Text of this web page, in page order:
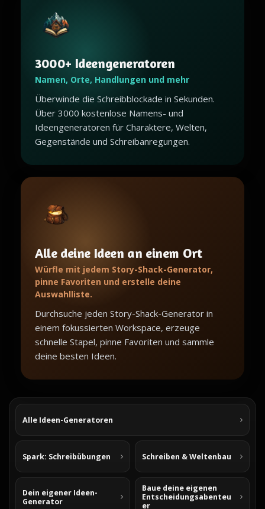
3000+ Ideengeneratoren
Namen, Orte, Handlungen und mehr
Überwinde die Schreibblockade in Sekunden.
Über 3000 kostenlose Namens- und
Ideengeneratoren für Charaktere, Welten,
Gegenstände und Schreibanregungen.
Alle deine Ideen an einem Ort
Würfle mit jedem Story-Shack-Generator,
pinne Favoriten und erstelle deine
Auswahlliste.
Durchsuche jeden Story-Shack-Generator in
einem fokussierten Workspace, erzeuge
schnelle Stapel, pinne Favoriten und sammle
deine besten Ideen.
Alle Ideen-Generatoren
Spark: Schreibübungen Schreiben & Weltenbau
Dein eigener Ideen-
Generator
Baue deine eigenen
Entscheidungsabenteu
er